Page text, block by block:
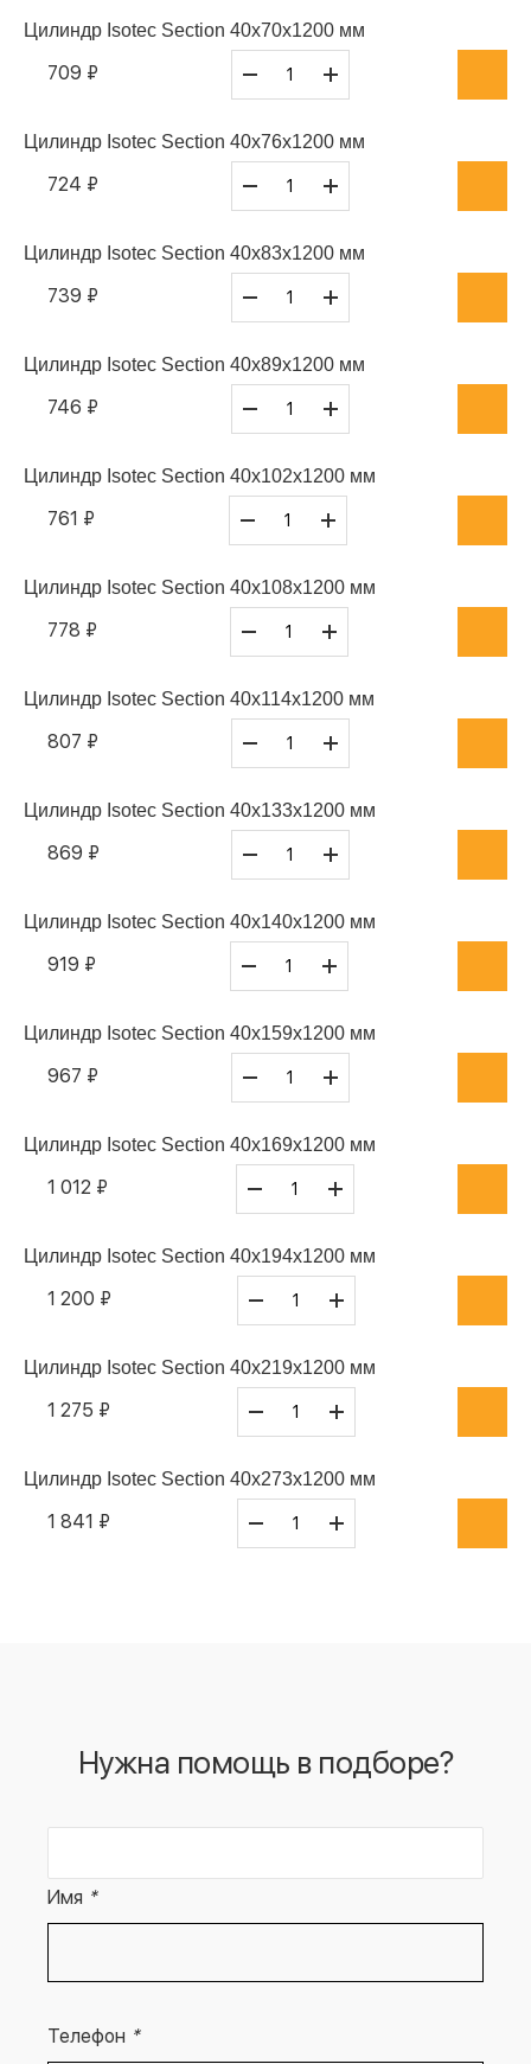
Цилиндр Isotec Section 40x70x1200 мм
709 ₽
Цилиндр Isotec Section 40x76x1200 мм
724 ₽
Цилиндр Isotec Section 40x83x1200 мм
739 ₽
Цилиндр Isotec Section 40x89x1200 мм
746 ₽
Цилиндр Isotec Section 40x102x1200 мм
761 ₽
Цилиндр Isotec Section 40x108x1200 мм
778 ₽
Цилиндр Isotec Section 40x114x1200 мм
807 ₽
Цилиндр Isotec Section 40x133x1200 мм
869 ₽
Цилиндр Isotec Section 40x140x1200 мм
919 ₽
Цилиндр Isotec Section 40x159x1200 мм
967 ₽
Цилиндр Isotec Section 40x169x1200 мм
1 012 ₽
Цилиндр Isotec Section 40x194x1200 мм
1 200 ₽
Цилиндр Isotec Section 40x219x1200 мм
1 275 ₽
Цилиндр Isotec Section 40x273x1200 мм
1 841 ₽
Нужна помощь в подборе?
Имя *
Телефон *